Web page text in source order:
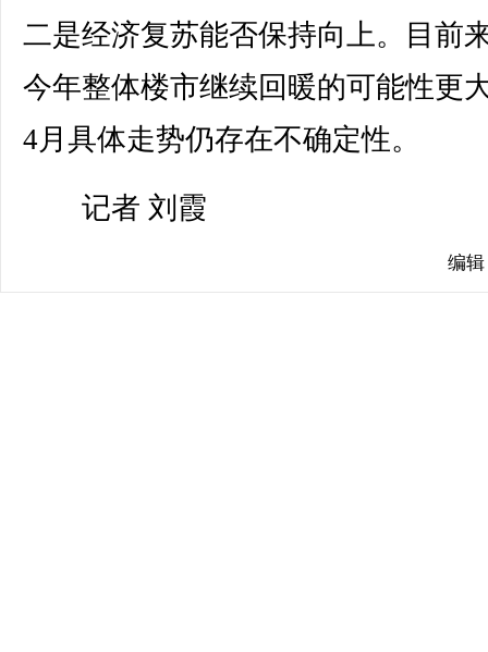
二是经济复苏能否保持向上。目前
今年整体楼市继续回暖的可能性更
4月具体走势仍存在不确定性。
记者 刘霞
编